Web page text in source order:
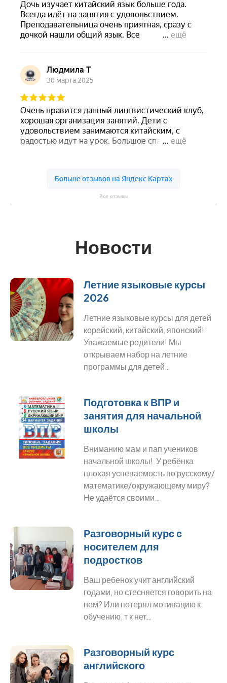
Все отзывы
Новости
Летние языковые курсы
2026
Летние языковые курсы для детей
корейский, китайский, японский!
Уважаемые родители! Мы
открываем набор на летние
программы для детей…
Подготовка к ВПР и
занятия для начальной
школы
Вниманию мам и пап учеников
начальной школы! У ребёнка
плохая успеваемость по русскому/
математике/окружающему миру?
Не удаётся своими…
Разговорный курс с
носителем для
подростков
Ваш ребенок учит английский
годами, но стесняется говорить на
нем? Или потерял мотивацию к
обучению, т к нет…
Разговорный курс
английского